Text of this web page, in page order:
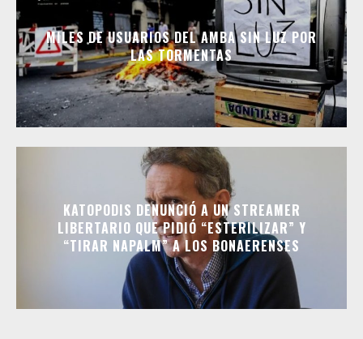
MILES DE USUARIOS DEL AMBA SIN LUZ POR
LAS TORMENTAS
KATOPODIS DENUNCIÓ A UN STREAMER
LIBERTARIO QUE PIDIÓ “ESTERILIZAR” Y
“TIRAR NAPALM” A LOS BONAERENSES